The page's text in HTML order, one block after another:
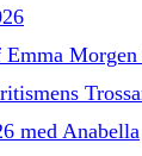
Morgen
med Anabella